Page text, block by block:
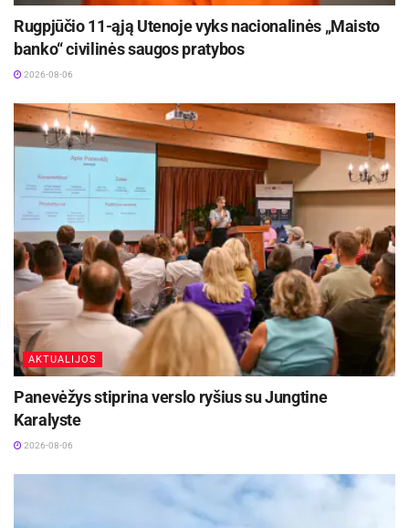
rašyti naujienas, tinklaraštį ar organizuoti
informacines kampanijas.
„Site.pro“
optimizuotas ir pritaikytas tiek pradedantiesiems,
tiek profesionalams. Galite pasirinkti iš paruoštų
šablonų arba kurti svetainę nuo nulio. Visi
elementai yra redaguojami vizualiai, o
programavimo žinių neprireiks. Jei reikia greito
sprendimo, jums padėsDI svetainių
konstruktorius. Tiesiog įrašykite savo įmonės
pavadinimą ir norimas spalvas, ir DI sugeneruos
svetainę per kelias sekundes – su tekstais,
nuotraukomis ir vaizdo įrašais.
Svetainės kūrimas taip pat gali būti komandinė
veikla – sistema leidžia dirbti kartu su kolegomis
ir redaguoti dizainą bei tekstus realiu laiku.
Profesionalus el. paštas: kurkite patikimą įvaizdį
Profesionalus el. paštassu jūsų įmonės domeno
Rugpjūčio 11-ąją Utenoje vyks nacionalinės „Maisto
banko“ civilinės saugos pratybos
2026-08-06
AKTUALIJOS
Panevėžys stiprina verslo ryšius su Jungtine
Karalyste
2026-08-06